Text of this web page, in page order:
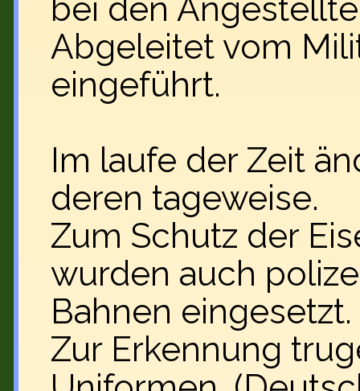
bei den
Abgeleitet vom
eingeführt.
Im laufe der Zeit
deren tageweise.
Zum Schutz der
wurden auch
Bahnen eingesetzt.
Zur Erkennung